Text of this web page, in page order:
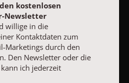
kostenlosen
Newsletter
willige in die
Kontaktdaten zum
Marketings durch den
Den Newsletter oder die
ich jederzeit